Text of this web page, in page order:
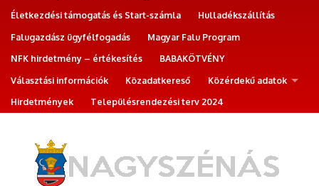
Életkezdési támogatás és Start-számla
Hulladékszállítás
Falugazdász ügyfélfogadás
Magyar Falu Program
NFK hirdetmény – értékesítés
BABAKÖTVÉNY
Választási információk
Közadatkereső
Közérdekű adatok
Hirdetmények
Településrendezési terv 2024